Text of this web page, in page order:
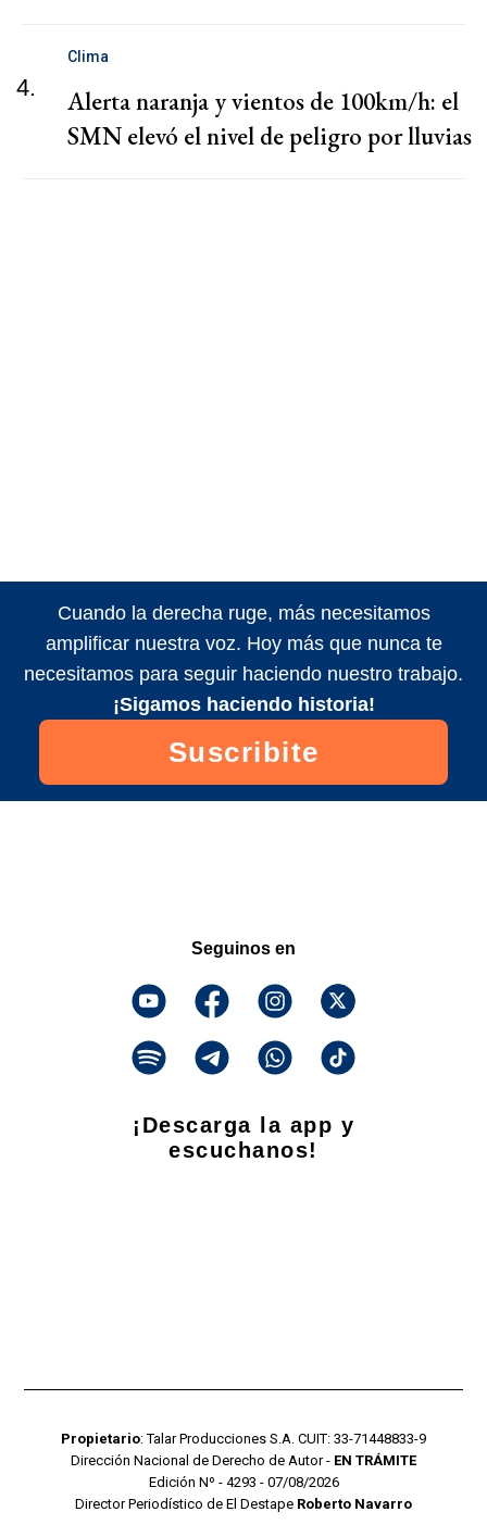
4.
Clima
Alerta naranja y vientos de 100km/h: el
SMN elevó el nivel de peligro por lluvias
Cuando la derecha ruge, más necesitamos
amplificar nuestra voz. Hoy más que nunca te
necesitamos para seguir haciendo nuestro trabajo.
¡Sigamos haciendo historia!
Suscribite
Seguinos en
¡Descarga la app y
escuchanos!
Propietario: Talar Producciones S.A. CUIT: 33-71448833-9
Dirección Nacional de Derecho de Autor - EN TRÁMITE
Edición Nº - 4293 - 07/08/2026
Director Periodístico de El Destape Roberto Navarro